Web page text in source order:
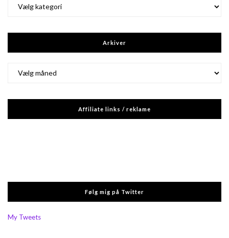
Arkiver
Affiliate links / reklame
Følg mig på Twitter
My Tweets